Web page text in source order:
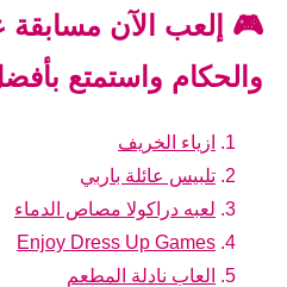
🎮 إلعب الآن مسابقة
والحكام واستمتع
ازياء الخريف
تلبيس عائلة باربي
لعبه دراكولا مصاص الدماء
Enjoy Dress Up Games
العاب نادلة المطعم